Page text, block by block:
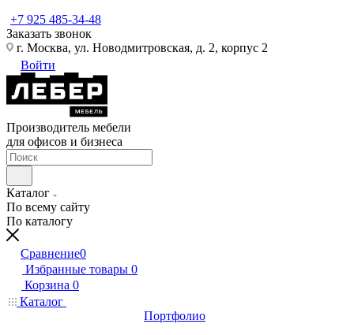
+7 925 485-34-48
Заказать звонок
г. Москва, ул. Новодмитровская, д. 2, корпус 2
Войти
Производитель мебели
для офисов и бизнеса
Каталог
По всему сайту
По каталогу
Сравнение0
Избранные товары 0
Корзина 0
Каталог
Портфолио